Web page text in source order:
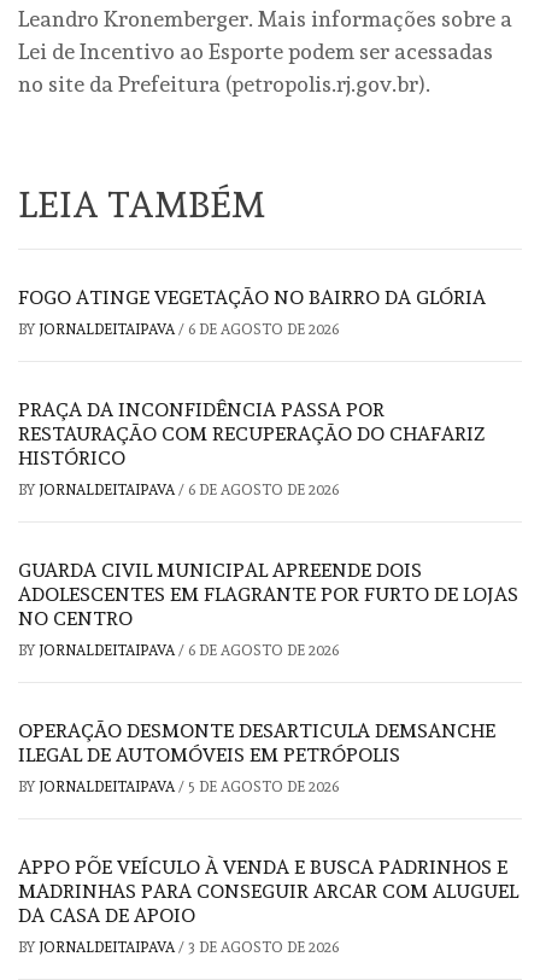
Leandro Kronemberger. Mais informações sobre a
Lei de Incentivo ao Esporte podem ser acessadas
no site da Prefeitura (petropolis.rj.gov.br).
LEIA TAMBÉM
FOGO ATINGE VEGETAÇÃO NO BAIRRO DA GLÓRIA
BY JORNALDEITAIPAVA / 6 DE AGOSTO DE 2026
PRAÇA DA INCONFIDÊNCIA PASSA POR
RESTAURAÇÃO COM RECUPERAÇÃO DO CHAFARIZ
HISTÓRICO
BY JORNALDEITAIPAVA / 6 DE AGOSTO DE 2026
GUARDA CIVIL MUNICIPAL APREENDE DOIS
ADOLESCENTES EM FLAGRANTE POR FURTO DE LOJAS
NO CENTRO
BY JORNALDEITAIPAVA / 6 DE AGOSTO DE 2026
OPERAÇÃO DESMONTE DESARTICULA DEMSANCHE
ILEGAL DE AUTOMÓVEIS EM PETRÓPOLIS
BY JORNALDEITAIPAVA / 5 DE AGOSTO DE 2026
APPO PÕE VEÍCULO À VENDA E BUSCA PADRINHOS E
MADRINHAS PARA CONSEGUIR ARCAR COM ALUGUEL
DA CASA DE APOIO
BY JORNALDEITAIPAVA / 3 DE AGOSTO DE 2026